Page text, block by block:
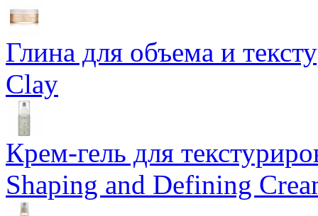
Глина для объема и
Clay
Крем-гель для
Shaping and Defining